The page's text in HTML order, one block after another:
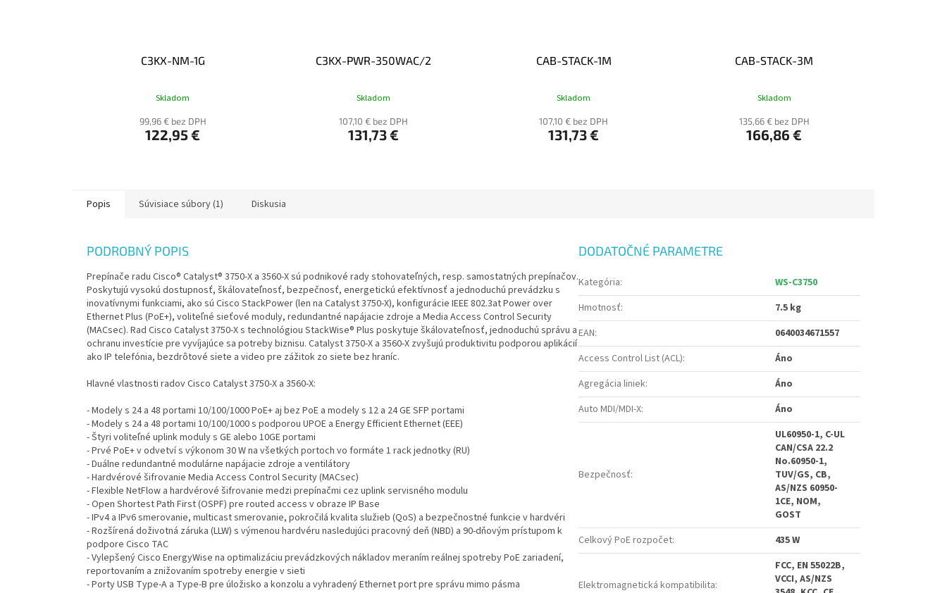
C3KX-NM-1G
Skladom
99,96 € bez DPH
122,95 €
C3KX-PWR-350WAC/2
Skladom
107,10 € bez DPH
131,73 €
CAB-STACK-1M
Skladom
107,10 € bez DPH
131,73 €
CAB-STACK-3M
Skladom
135,66 € bez DPH
166,86 €
Popis Súvisiace súbory (1) Diskusia
PODROBNÝ POPIS
Prepínače radu Cisco® Catalyst® 3750-X a 3560-X sú podnikové rady stohovateľných, resp. samostatných prepínačov.
Poskytujú vysokú dostupnosť, škálovateľnosť, bezpečnosť, energetickú efektívnosť a jednoduchú prevádzku s
inovatívnymi funkciami, ako sú Cisco StackPower (len na Catalyst 3750-X), konfigurácie IEEE 802.3at Power over
Ethernet Plus (PoE+), voliteľné sieťové moduly, redundantné napájacie zdroje a Media Access Control Security
(MACsec). Rad Cisco Catalyst 3750-X s technológiou StackWise® Plus poskytuje škálovateľnosť, jednoduchú správu a
ochranu investície pre vyvíjajúce sa potreby biznisu. Catalyst 3750-X a 3560-X zvyšujú produktivitu podporou aplikácií
ako IP telefónia, bezdrôtové siete a video pre zážitok zo siete bez hraníc.
Hlavné vlastnosti radov Cisco Catalyst 3750-X a 3560-X:
- Modely s 24 a 48 portami 10/100/1000 PoE+ aj bez PoE a modely s 12 a 24 GE SFP portami
- Modely s 24 a 48 portami 10/100/1000 s podporou UPOE a Energy Efficient Ethernet (EEE)
- Štyri voliteľné uplink moduly s GE alebo 10GE portami
- Prvé PoE+ v odvetví s výkonom 30 W na všetkých portoch vo formáte 1 rack jednotky (RU)
- Duálne redundantné modulárne napájacie zdroje a ventilátory
- Hardvérové šifrovanie Media Access Control Security (MACsec)
- Flexible NetFlow a hardvérové šifrovanie medzi prepínačmi cez uplink servisného modulu
- Open Shortest Path First (OSPF) pre routed access v obraze IP Base
- IPv4 a IPv6 smerovanie, multicast smerovanie, pokročilá kvalita služieb (QoS) a bezpečnostné funkcie v hardvéri
- Rozšírená doživotná záruka (LLW) s výmenou hardvéru nasledujúci pracovný deň (NBD) a 90-dňovým prístupom k
podpore Cisco TAC
- Vylepšený Cisco EnergyWise na optimalizáciu prevádzkových nákladov meraním reálnej spotreby PoE zariadení,
reportovaním a znižovaním spotreby energie v sieti
- Porty USB Type-A a Type-B pre úložisko a konzolu a vyhradený Ethernet port pre správu mimo pásma
DODATOČNÉ PARAMETRE
Kategória:
WS-C3750
Hmotnosť:
7.5 kg
EAN:
0640034671557
Access Control List (ACL):
Áno
Agregácia liniek:
Áno
Auto MDI/MDI-X: Áno
Bezpečnosť:
UL60950-1, C-UL
CAN/CSA 22.2
No.60950-1,
TUV/GS, CB,
AS/NZS 60950-
1CE, NOM,
GOST
Celkový PoE rozpočet: 435 W
Elektromagnetická kompatibilita:
FCC, EN 55022B,
VCCI, AS/NZS